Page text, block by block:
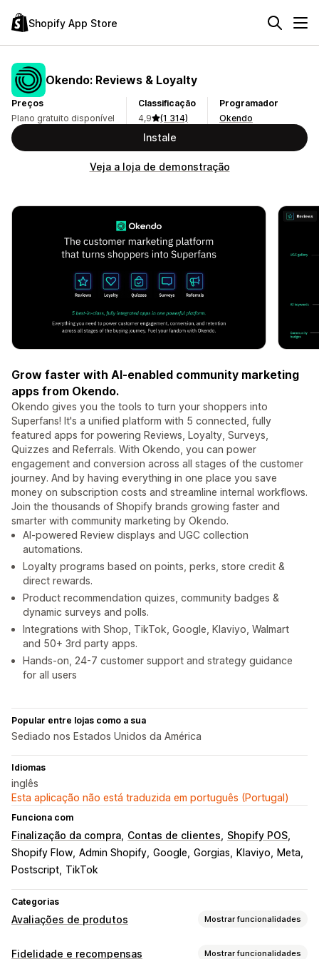
Shopify App Store
Okendo: Reviews & Loyalty
Preços
Plano gratuito disponível
Classificação
4,9
(1 314)
Programador
Okendo
Instale
Veja a loja de demonstração
Grow faster with AI-enabled community marketing
apps from Okendo.
Okendo gives you the tools to turn your shoppers into
Superfans! It's a unified platform with 5 connected, fully
featured apps for powering Reviews, Loyalty, Surveys,
Quizzes and Referrals. With Okendo, you can power
engagement and conversion across all stages of the customer
journey. And by having everything in one place you save
money on subscription costs and streamline internal workflows.
Join the thousands of Shopify brands growing faster and
smarter with community marketing by Okendo.
AI-powered Review displays and UGC collection
automations.
Loyalty programs based on points, perks, store credit &
direct rewards.
Product recommendation quizes, community badges &
dynamic surveys and polls.
Integrations with Shop, TikTok, Google, Klaviyo, Walmart
and 50+ 3rd party apps.
Hands-on, 24-7 customer support and strategy guidance
for all users
Popular entre lojas como a sua
Sediado nos Estados Unidos da América
Idiomas
inglês
Esta aplicação não está traduzida em português (Portugal)
Funciona com
Finalização da compra Contas de clientes
Shopify POS
Shopify Flow Admin Shopify Google Gorgias Klaviyo
Meta
Postscript TikTok
Categorias
Avaliações de produtos Mostrar funcionalidades
Opções de apresentação
Fidelidade e recompensas Mostrar funcionalidades